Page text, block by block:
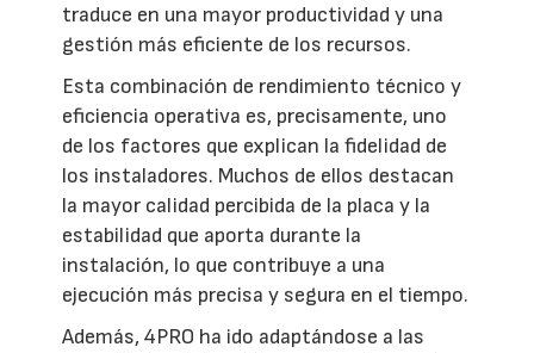
traduce en una mayor productividad y una
gestión más eficiente de los recursos.
Esta combinación de rendimiento técnico y
eficiencia operativa es, precisamente, uno
de los factores que explican la fidelidad de
los instaladores. Muchos de ellos destacan
la mayor calidad percibida de la placa y la
estabilidad que aporta durante la
instalación, lo que contribuye a una
ejecución más precisa y segura en el tiempo.
Además, 4PRO ha ido adaptándose a las